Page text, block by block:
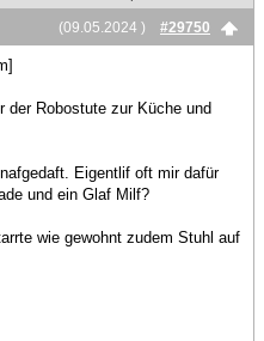
(09.05.2024 )
#29750
der Robostute zur Küche und
Eigentlif oft mir dafür
und ein Glaf Milf?
wie gewohnt zudem Stuhl auf